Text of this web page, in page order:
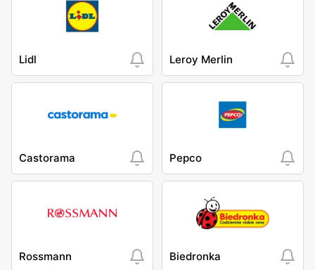
Lidl Leroy Merlin
Castorama Pepco
Rossmann Biedronka